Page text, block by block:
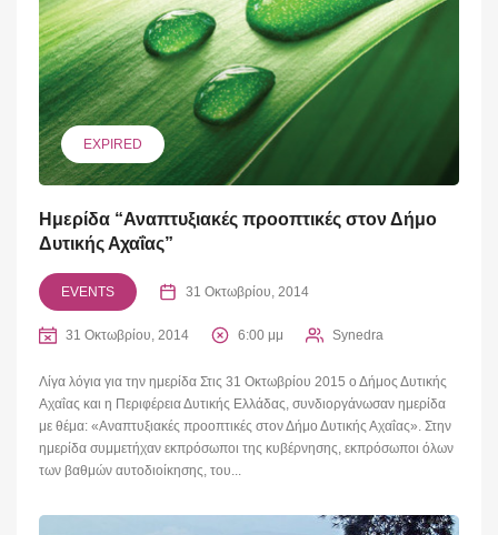
EXPIRED
Ημερίδα “Αναπτυξιακές προοπτικές στον Δήμο
Δυτικής Αχαΐας”
EVENTS 31 Οκτωβρίου, 2014
31 Οκτωβρίου, 2014 6:00 μμ Synedra
Λίγα λόγια για την ημερίδα Στις 31 Οκτωβρίου 2015 ο Δήμος Δυτικής
Αχαΐας και η Περιφέρεια Δυτικής Ελλάδας, συνδιοργάνωσαν ημερίδα
με θέμα: «Αναπτυξιακές προοπτικές στον Δήμο Δυτικής Αχαΐας». Στην
ημερίδα συμμετήχαν εκπρόσωποι της κυβέρνησης, εκπρόσωποι όλων
των βαθμών αυτοδιοίκησης, του...